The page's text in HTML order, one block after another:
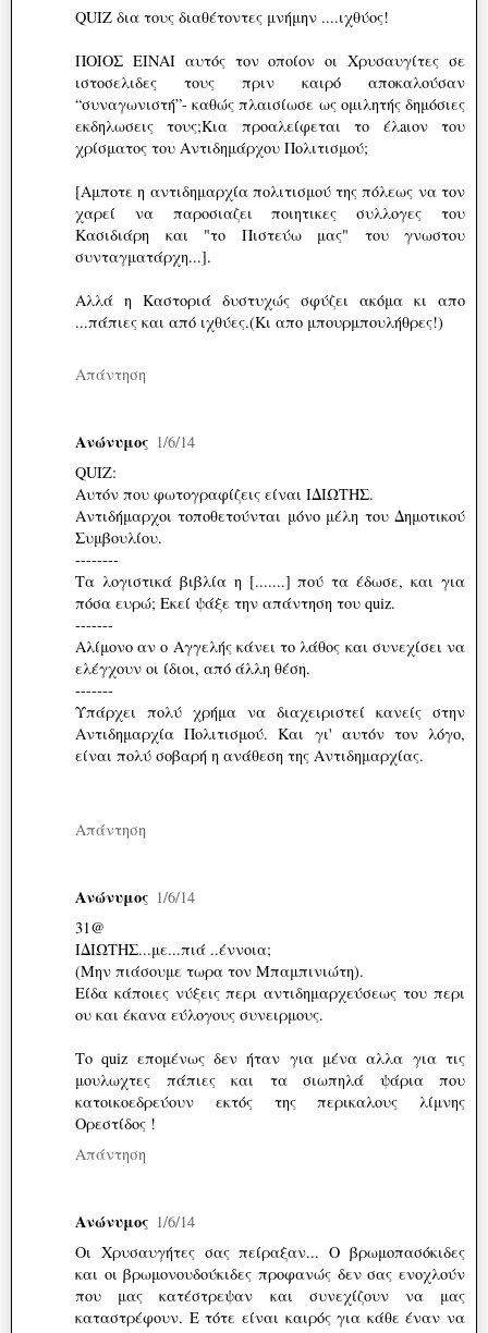
QUIZ δια τους διαθέτοντες μνήμην ....ιχθύος!
ΠΟΙΟΣ ΕΙΝΑΙ αυτός τον οποίον οι Χρυσαυγίτες σε
ιστοσελιδες τους πριν καιρό αποκαλούσαν
“συναγωνιστή”- καθώς πλαισίωσε ως ομιλητής δημόσιες
εκδηλωσεις τους;Κια προαλείφεται το έλaιον του
χρίσματος του Αντιδημάρχου Πολιτισμού;
[Αμποτε η αντιδημαρχία πολιτισμού της πόλεως να τον
χαρεί να παροσιαζει ποιητικες συλλογες του
Κασιδιάρη και "το Πιστεύω μας" του γνωστου
συνταγματάρχη...].
Αλλά η Καστοριά δυστυχώς σφύζει ακόμα κι απο
...πάπιες και από ιχθύες.(Κι απο μπουρμπουλήθρες!)
Απάντηση
Ανώνυμος 1/6/14
QUIZ:
Αυτόν που φωτογραφίζεις είναι ΙΔΙΩΤΗΣ.
Αντιδήμαρχοι τοποθετούνται μόνο μέλη του Δημοτικού
Συμβουλίου.
--------
Τα λογιστικά βιβλία η [.......] πού τα έδωσε, και για
πόσα ευρώ; Εκεί ψάξε την απάντηση του quiz.
-------
Αλίμονο αν ο Αγγελής κάνει το λάθος και συνεχίσει να
ελέγχουν οι ίδιοι, από άλλη θέση.
-------
Υπάρχει πολύ χρήμα να διαχειριστεί κανείς στην
Αντιδημαρχία Πολιτισμού. Και γι' αυτόν τον λόγο,
είναι πολύ σοβαρή η ανάθεση της Αντιδημαρχίας.
Απάντηση
Ανώνυμος 1/6/14
31@
IΔΙΩΤΗΣ...με...πιά ..έννοια;
(Mην πιάσουμε τωρα τον Μπαμπινιώτη).
Είδα κάποιες νύξεις περι αντιδημαρχεύσεως του περι
ου και έκανα εύλογους συνειρμους.
Το quiz επομένως δεν ήταν για μένα αλλα για τις
μουλωχτες πάπιες και τα σιωπηλά ψάρια που
κατοικοεδρεύουν εκτός της περικαλους λίμνης
Ορεστίδος !
Απάντηση
Ανώνυμος 1/6/14
Οι Χρυσαυγήτες σας πείραξαν... Ο βρωμοπασόκιδες
και οι βρωμονουδούκιδες προφανώς δεν σας ενοχλούν
που μας κατέστρεψαν και συνεχίζουν να μας
καταστρέφουν. Ε τότε είναι καιρός για κάθε έναν να